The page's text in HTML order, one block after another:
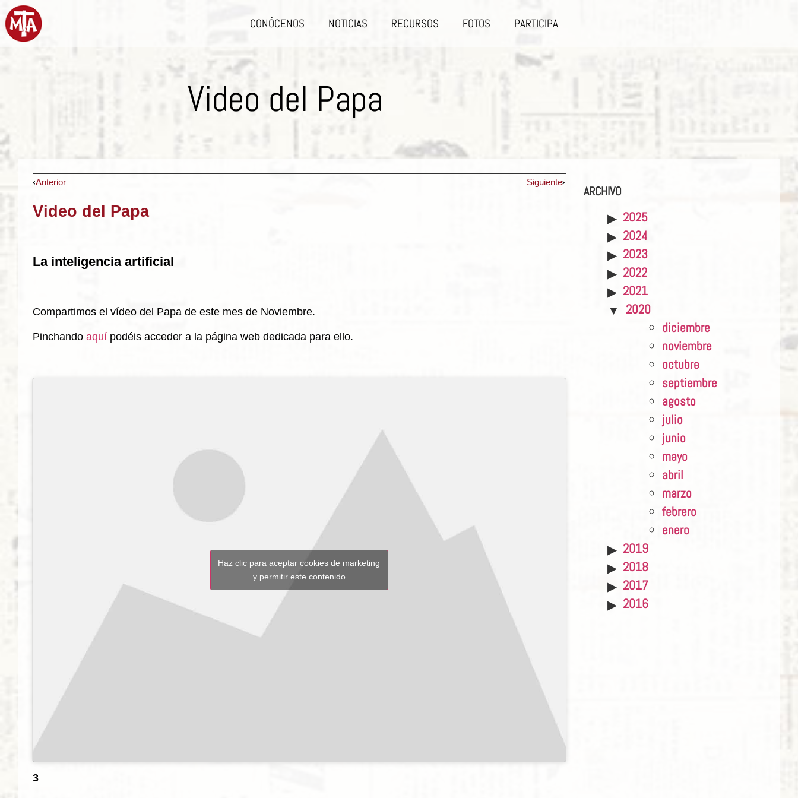
CONÓCENOS NOTICIAS RECURSOS FOTOS PARTICIPA
Video del Papa
Anterior Siguiente
Video del Papa
La inteligencia artificial
Compartimos el vídeo del Papa de este mes de Noviembre.
Pinchando aquí podéis acceder a la página web dedicada para ello.
Haz clic para aceptar cookies de marketing
y permitir este contenido
3
ARCHIVO
2025
2024
2023
2022
2021
2020
diciembre
noviembre
octubre
septiembre
agosto
julio
junio
mayo
abril
marzo
febrero
enero
2019
2018
2017
2016